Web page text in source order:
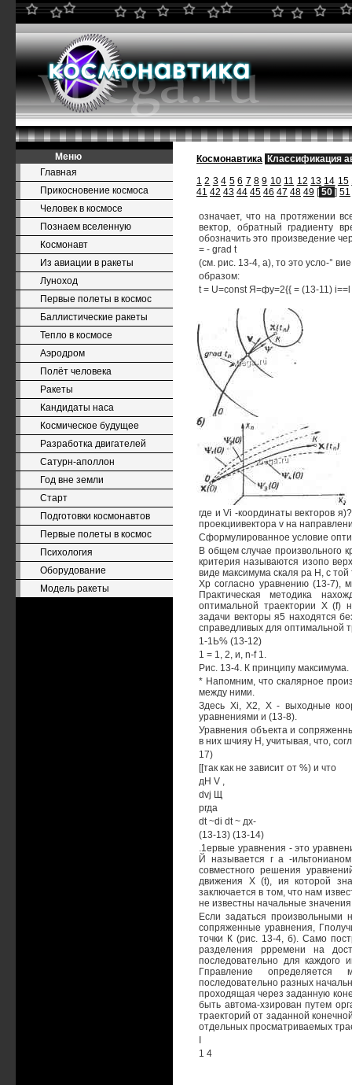
Меню
Главная
Прикосновение космоса
Человек в космосе
Познаем вселенную
Космонавт
Из авиации в ракеты
Луноход
Первые полеты в космос
Баллистические ракеты
Тепло в космосе
Аэродром
Полёт человека
Ракеты
Кандидаты наса
Космическое будущее
Разработка двигателей
Сатурн-аполлон
Год вне земли
Старт
Подготовки космонавтов
Первые полеты в космос
Психология
Оборудование
Модель ракеты
Космонавтика Классификация
1 2 3 4 5 6 7 8 9 10 11 12 13 14 15
41 42 43 44 45 46 47 48 49 [ 50 ] 51
означает, что на протяжении
вектор, обратный градиенту
обозначить это произведение
= - grad t
(см. рис. 13-4, а), то это усло-°
образом:
t = U=const Я=фу=2{{ = (13-11) i==l
где и Vi -координаты векторов
проекциивектора v на
Сформулированное условие
В общем случае произвольного
критерия называются изопо
виде максимума скаля ра Н, с
Хр согласно уравнению (13-7),
Практическая методика
оптимальной траектории X (f)
задачи векторы я5 находятся
справедливых для оптимальной
1-1Ь% (13-12)
1 = 1, 2, и, n-f 1.
Рис. 13-4. К принципу максимума.
* Напомним, что скалярное
между ними.
Здесь Xi, Х2, Х - выходные
уравнениями и (13-8).
Уравнения объекта и
в них шчияу Н, учитывая, что,
17)
[[так как не зависит от %) и что
дН V ,
dvj Щ
ргда
dt ~di dt ~ дх-
(13-13) (13-14)
.1ервые уравнения - это
Й называется г а -
совместного решения
движения X (t), ия которой
заключается в том, что нам
не известны начальные
Если задаться произвольными
сопряженные уравнения,
точки К (рис. 13-4, б). Само
разделения ррремени на
последовательно для каждого
Гправление определяется
последовательно разных
проходящая через заданную
быть автома-хзирован путем
траекторий от заданной
отдельных просматриваемых
1 4